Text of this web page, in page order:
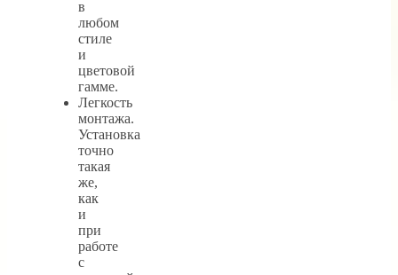
в
любом
стиле
и
цветовой
гамме.
Легкость
монтажа.
Установка
точно
такая
же,
как
и
при
работе
с